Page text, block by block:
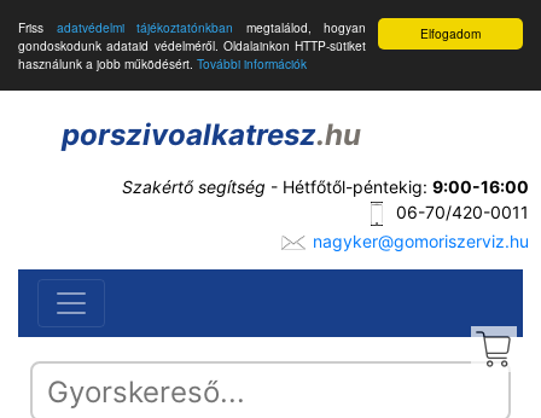
Elfogadom
Friss adatvédelmi tájékoztatónkban megtalálod, hogyan
gondoskodunk adataid védelméről. Oldalainkon HTTP-sütiket
használunk a jobb működésért. További információk
porszivoalkatresz.hu
Szakértő segítség - Hétfőtől-péntekig: 9:00-16:00
06-70/420-0011
nagyker@gomoriszerviz.hu